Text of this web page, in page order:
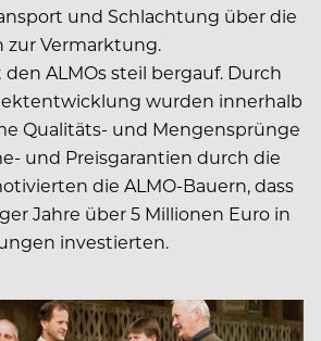
und Schlachtung über die
zur Vermarktung.
ALMOs steil bergauf. Durch
wurden innerhalb
Qualitäts- und Mengensprünge
und Preisgarantien durch die
die ALMO-Bauern, dass
Jahre über 5 Millionen Euro in
investierten.